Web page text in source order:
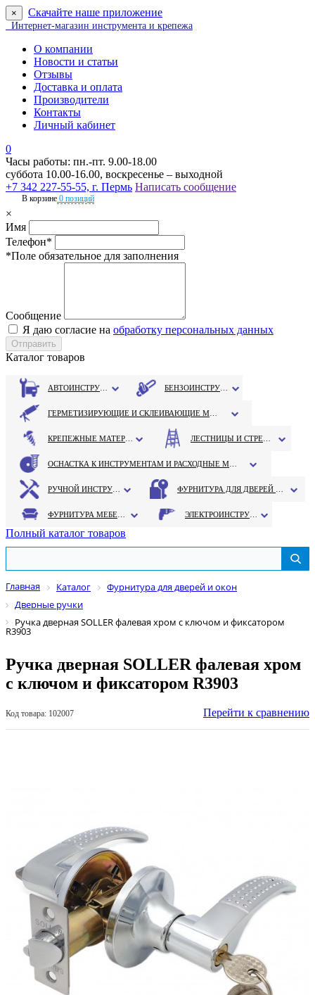
× Скачайте наше приложение
Интернет-магазин инструмента и крепежа
О компании
Новости и статьи
Отзывы
Доставка и оплата
Производители
Контакты
Личный кабинет
0
Часы работы: пн.-пт. 9.00-18.00
суббота 10.00-16.00, воскресенье – выходной
+7 342 227-55-55, г. Пермь Написать сообщение
В корзине 0 позиций
×
Имя
Телефон*
*Поле обязательное для заполнения
Сообщение
Я даю согласие на обработку персональных данных
Каталог товаров
Полный каталог товаров
Главная Каталог
Фурнитура для дверей и окон
Дверные ручки
Ручка дверная SOLLER фалевая хром с ключом и фиксатором
R3903
Ручка дверная SOLLER фалевая хром
с ключом и фиксатором R3903
Код товара: 102007 Перейти к сравнению